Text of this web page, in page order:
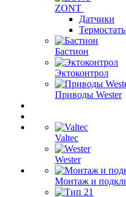
ZONT
Датчики
Бастион
Эктоконтрол
Приводы Wester
Valtec
Wester
Монтаж и